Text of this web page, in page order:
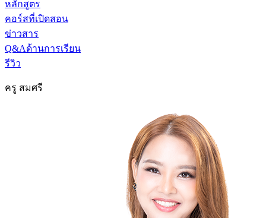
หลักสูตร
คอร์สที่เปิดสอน
ข่าวสาร
Q&Aด้านการเรียน
รีวิว
ครู สมศรี